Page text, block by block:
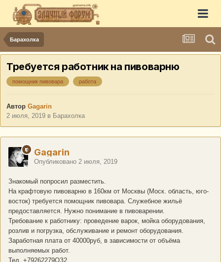
Барахолка
Требуется работник на пивоварню
помощник пивовара работа
Автор Gagarin
2 июля, 2019 в Барахолка
Gagarin
Опубликовано 2 июля, 2019
Знакомый попросил разместить.
На крафтовую пивоварню в 160км от Москвы (Моск. область, юго-
восток) требуется помощник пивовара. Служебное жильё
предоставляется. Нужно понимание в пивоварении.
Требование к работнику: проведение варок, мойка оборудования,
розлив и погрузка, обслуживание и ремонт оборудования.
Заработная плата от 40000руб, в зависимости от объёма
выполняемых работ.
Тел. +79262279ОЗ2